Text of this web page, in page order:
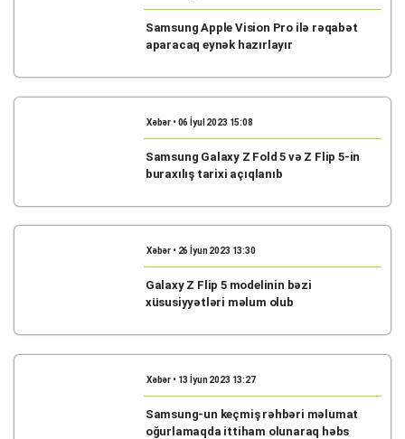
Samsung Apple Vision Pro ilə rəqabət
aparacaq eynək hazırlayır
Xəbər • 06 İyul 2023 15:08
Samsung Galaxy Z Fold 5 və Z Flip 5-in
buraxılış tarixi açıqlanıb
Xəbər • 26 İyun 2023 13:30
Galaxy Z Flip 5 modelinin bəzi
xüsusiyyətləri məlum olub
Xəbər • 13 İyun 2023 13:27
Samsung-un keçmiş rəhbəri məlumat
oğurlamaqda ittiham olunaraq həbs